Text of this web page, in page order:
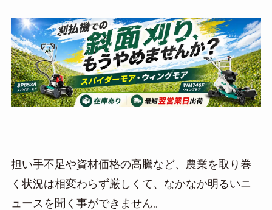
担い手不足や資材価格の高騰など、農業を取り巻
く状況は相変わらず厳しくて、なかなか明るいニ
ュースを聞く事ができません。